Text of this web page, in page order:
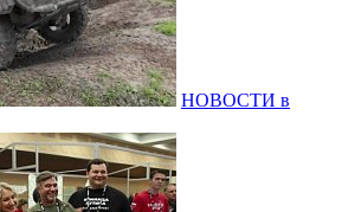
НОВОСТИ в